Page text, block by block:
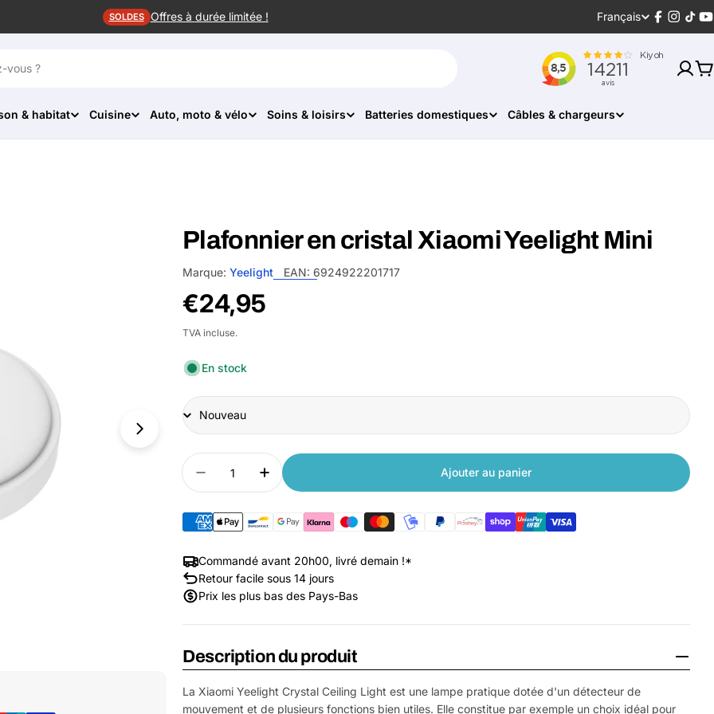
SOLDES Offres à durée limitée ! Langue
Français
Facebook
& habitat Cuisine Auto, moto & vélo Soins & loisirs Batteries domestiques Câbles & chargeurs
Ouvrir le média 1 dans une fenêtre Ouvrir le média
Plafonnier en cristal Xiaomi Yeelight Mini
Marque: Yeelight EAN: 6924922201717
Prix
habituel
€24,95
TVA incluse.
En stock
État
Quantité
Diminuer la quantité pour Plafonnier en cristal Xiaomi Yeelight Mini
Augmenter la quantité pour Plafonnier en cristal Xiaomi Yeelight
Ajouter au panier
Commandé avant 20h00, livré demain !*
Retour facile sous 14 jours
Prix les plus bas des Pays-Bas
Description du produit
La Xiaomi Yeelight Crystal Ceiling Light est une lampe pratique dotée d'un détecteur de
mouvement et de plusieurs fonctions bien utiles. Elle constitue par exemple un choix idéal pour